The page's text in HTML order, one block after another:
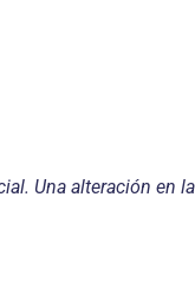
Una alteración en